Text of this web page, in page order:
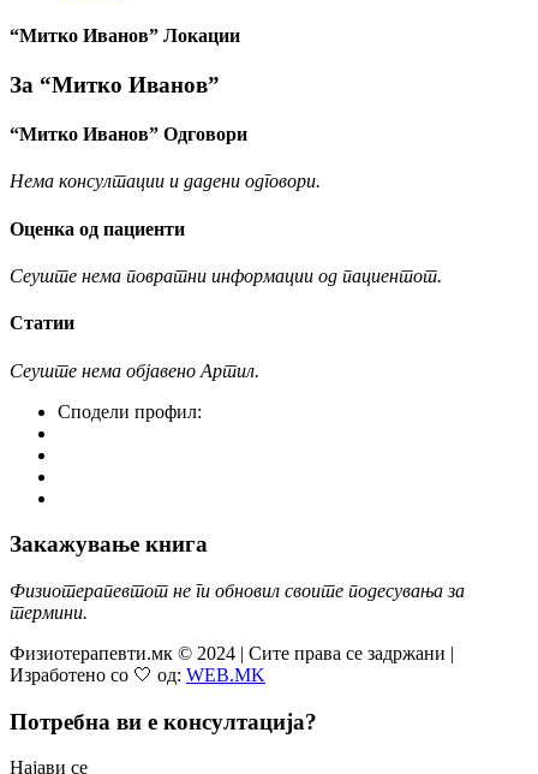
“Митко Иванов” Локации
За “Митко Иванов”
“Митко Иванов” Одговори
Нема консултации и дадени одговори.
Оценка од пациенти
Сеуште нема повратни информации од пациентот.
Статии
Сеуште нема објавено Артил.
Сподели профил:
Закажување книга
Физиотерапевтот не ги обновил своите подесувања за
термини.
Физиотерапевти.мк © 2024 | Сите права се задржани |
Изработено со 🤍 од: WEB.MK
Потребна ви е консултација?
Најави се